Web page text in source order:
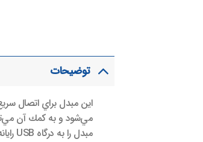
توضیحات
مي‌شود و به كمك آن
مبدل را به درگاه USB رايانه متصل كرد. این مبدل انرژي مورد نياز خود را از طريق همان پورت USB3.0 دیتا كه دیتا را انتقال میدهد، تامين میكند.